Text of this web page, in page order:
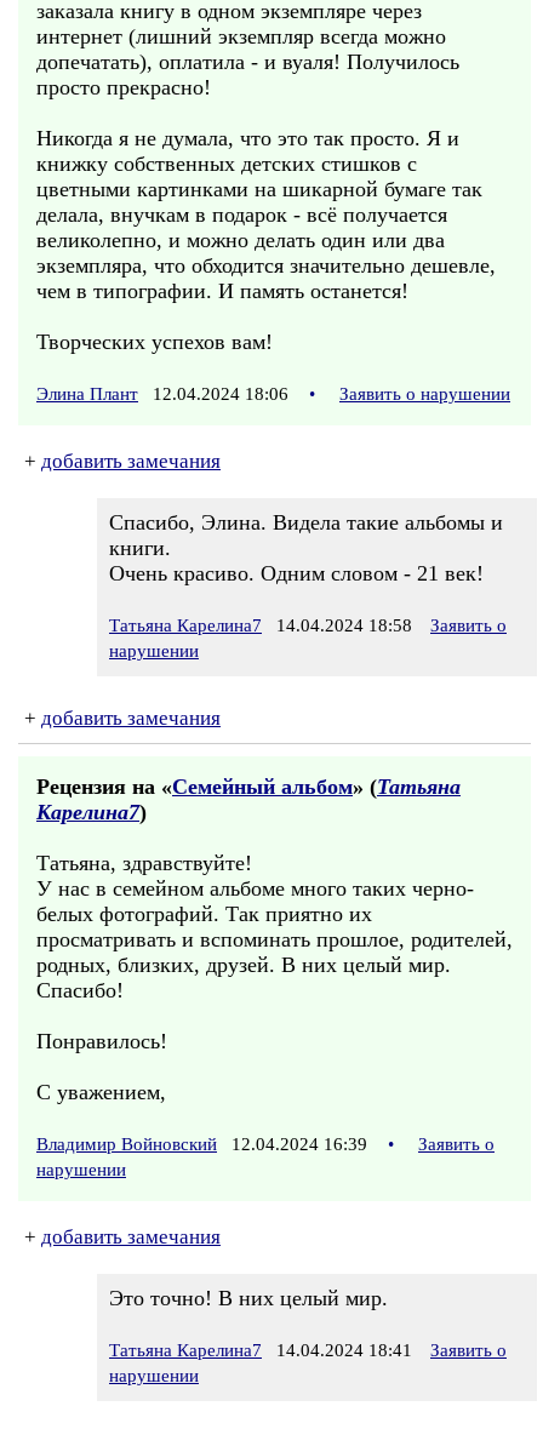
заказала книгу в одном экземпляре через
интернет (лишний экземпляр всегда можно
допечатать), оплатила - и вуаля! Получилось
просто прекрасно!
Никогда я не думала, что это так просто. Я и
книжку собственных детских стишков с
цветными картинками на шикарной бумаге так
делала, внучкам в подарок - всё получается
великолепно, и можно делать один или два
экземпляра, что обходится значительно дешевле,
чем в типографии. И память останется!
Творческих успехов вам!
Элина Плант 12.04.2024 18:06 • Заявить о нарушении
+ добавить замечания
Спасибо, Элина. Видела такие альбомы и
книги.
Очень красиво. Одним словом - 21 век!
Татьяна Карелина7 14.04.2024 18:58
Заявить о
нарушении
+ добавить замечания
Рецензия на «Семейный альбом» (Татьяна
Карелина7)
Татьяна, здравствуйте!
У нас в семейном альбоме много таких черно-
белых фотографий. Так приятно их
просматривать и вспоминать прошлое, родителей,
родных, близких, друзей. В них целый мир.
Спасибо!
Понравилось!
С уважением,
Владимир Войновский 12.04.2024 16:39 •
Заявить о
нарушении
+ добавить замечания
Это точно! В них целый мир.
Татьяна Карелина7 14.04.2024 18:41
Заявить о
нарушении